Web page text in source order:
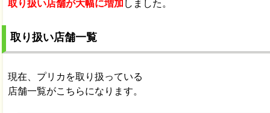
取り扱い店舗が大幅に増加 しました。
取り扱い店舗一覧
現在、プリカを取り扱っている
店舗一覧がこちらになります。